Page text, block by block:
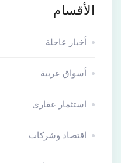
الأقسام
أخبار عاجلة
أسواق عربية
استثمار عقارى
اقتصاد وشركات